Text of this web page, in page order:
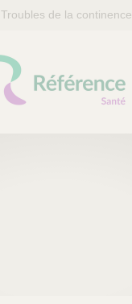
Troubles de la continence